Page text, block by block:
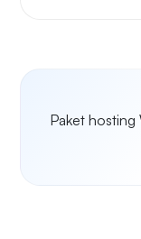
Paket hosting